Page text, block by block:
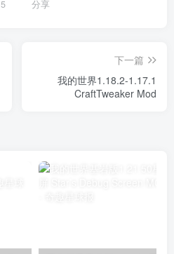
5 分享
下一篇
我的世界1.18.2-1.17.1
CraftTweaker Mod